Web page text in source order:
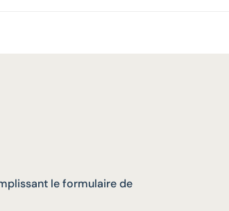
le formulaire de